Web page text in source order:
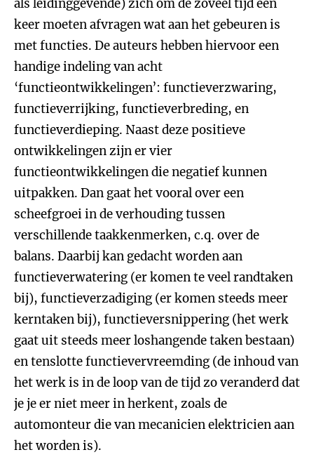
als leidinggevende) zich om de zoveel tijd een
keer moeten afvragen wat aan het gebeuren is
met functies. De auteurs hebben hiervoor een
handige indeling van acht
‘functieontwikkelingen’: functieverzwaring,
functieverrijking, functieverbreding, en
functieverdieping. Naast deze positieve
ontwikkelingen zijn er vier
functieontwikkelingen die negatief kunnen
uitpakken. Dan gaat het vooral over een
scheefgroei in de verhouding tussen
verschillende taakkenmerken, c.q. over de
balans. Daarbij kan gedacht worden aan
functieverwatering (er komen te veel randtaken
bij), functieverzadiging (er komen steeds meer
kerntaken bij), functieversnippering (het werk
gaat uit steeds meer loshangende taken bestaan)
en tenslotte functievervreemding (de inhoud van
het werk is in de loop van de tijd zo veranderd dat
je je er niet meer in herkent, zoals de
automonteur die van mecanicien elektricien aan
het worden is).